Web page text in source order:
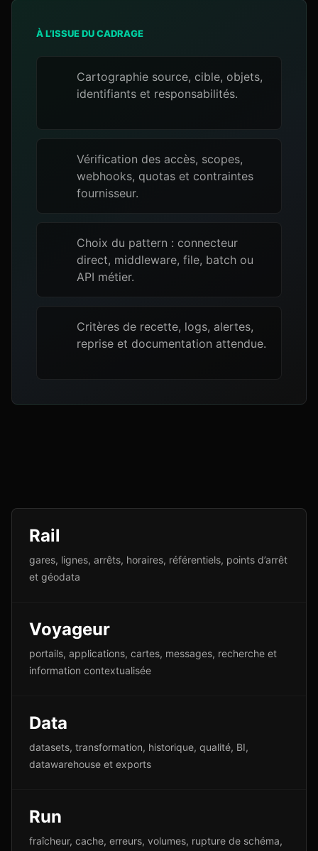
À L’ISSUE DU CADRAGE
Cartographie source, cible, objets,
identifiants et responsabilités.
Vérification des accès, scopes,
webhooks, quotas et contraintes
fournisseur.
Choix du pattern : connecteur
direct, middleware, file, batch ou
API métier.
Critères de recette, logs, alertes,
reprise et documentation attendue.
Rail
gares, lignes, arrêts, horaires, référentiels, points d’arrêt
et géodata
Voyageur
portails, applications, cartes, messages, recherche et
information contextualisée
Data
datasets, transformation, historique, qualité, BI,
datawarehouse et exports
Run
fraîcheur, cache, erreurs, volumes, rupture de schéma,